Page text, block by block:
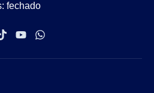
fechado